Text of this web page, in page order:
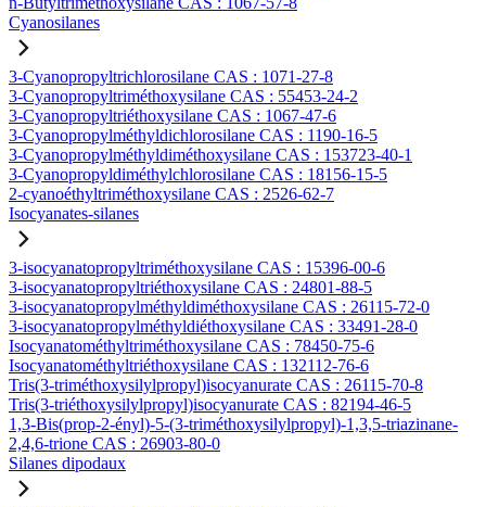
Cyanosilanes
3-Cyanopropyltrichlorosilane CAS : 1071-27-8
3-Cyanopropyltriméthoxysilane CAS : 55453-24-2
3-Cyanopropyltriéthoxysilane CAS : 1067-47-6
3-Cyanopropylméthyldichlorosilane CAS : 1190-16-5
3-Cyanopropylméthyldiméthoxysilane CAS : 153723-40-1
3-Cyanopropyldiméthylchlorosilane CAS : 18156-15-5
2-cyanoéthyltriméthoxysilane CAS : 2526-62-7
Isocyanates-silanes
3-isocyanatopropyltriméthoxysilane CAS : 15396-00-6
3-isocyanatopropyltriéthoxysilane CAS : 24801-88-5
3-isocyanatopropylméthyldiméthoxysilane CAS : 26115-72-0
3-isocyanatopropylméthyldiéthoxysilane CAS : 33491-28-0
Isocyanatométhyltriméthoxysilane CAS : 78450-75-6
Isocyanatométhyltriéthoxysilane CAS : 132112-76-6
Tris(3-triméthoxysilylpropyl)isocyanurate CAS : 26115-70-8
Tris(3-triéthoxysilylpropyl)isocyanurate CAS : 82194-46-5
1,3-Bis(prop-2-ényl)-5-(3-triméthoxysilylpropyl)-1,3,5-triazinane-
2,4,6-trione CAS : 26903-80-0
Silanes dipodaux